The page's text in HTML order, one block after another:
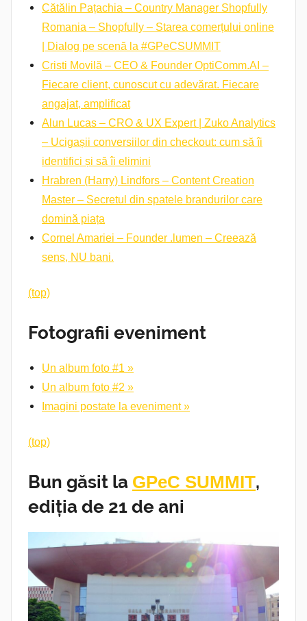
Cătălin Pațachia – Country Manager Shopfully
Romania – Shopfully – Starea comerțului online
| Dialog pe scenă la #GPeCSUMMIT
Cristi Movilă – CEO & Founder OptiComm.AI –
Fiecare client, cunoscut cu adevărat. Fiecare
angajat, amplificat
Alun Lucas – CRO & UX Expert | Zuko Analytics
– Ucigașii conversiilor din checkout: cum să îi
identifici și să îi elimini
Hrabren (Harry) Lindfors – Content Creation
Master – Secretul din spatele brandurilor care
domină piața
Cornel Amariei – Founder .lumen – Creează
sens, NU bani.
(top)
Fotografii eveniment
Un album foto #1 »
Un album foto #2 »
Imagini postate la eveniment »
(top)
Bun găsit la GPeC SUMMIT,
ediția de 21 de ani